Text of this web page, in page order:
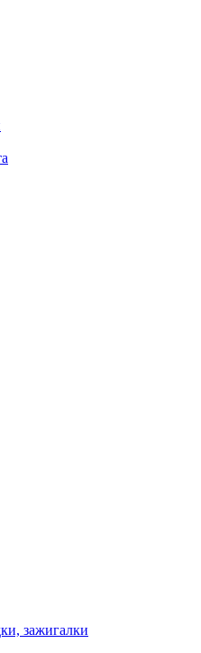
зажигалки